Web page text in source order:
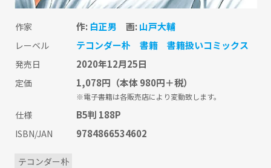
作家 作: 白正男 画:山戸大輔
レーベル テコンダー朴 書籍 書籍扱いコミックス
発売日 2020年12月25日
定価 1,078円 （本体 980円＋税）
※電子書籍は各販売店により変動致します。
仕様 B5判 188P
ISBN/JAN 9784866534602
テコンダー朴